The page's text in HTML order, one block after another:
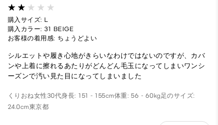
購入サイズ: L
購入カラー: 31 BEIGE
お客様の着用感: ちょうどよい
シルエットや履き心地がきらいなわけではないのですが、カバ
ンや上着に擦れるあたりがどんどん毛玉になってしまいワンシ
ーズンで汚い見た目になってしまいました
くりおね女性30代身長: 151 - 155cm体重: 56 - 60kg足のサイズ:
24.0cm東京都